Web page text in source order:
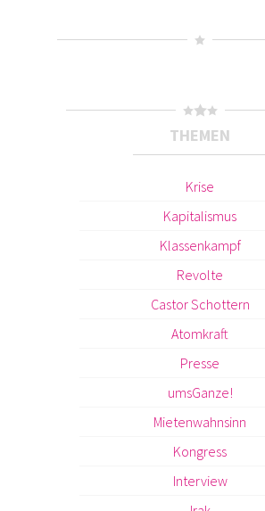
THEMEN
Krise
Kapitalismus
Klassenkampf
Revolte
Castor Schottern
Atomkraft
Presse
umsGanze!
Mietenwahnsinn
Kongress
Interview